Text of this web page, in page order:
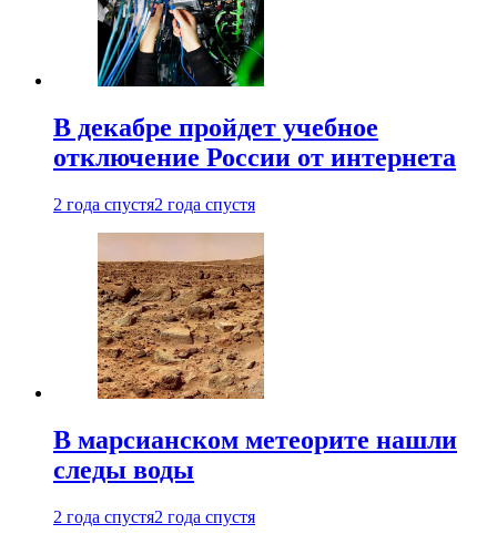
В декабре пройдет учебное
отключение России от интернета
2 года спустя2 года спустя
В марсианском метеорите нашли
следы воды
2 года спустя2 года спустя